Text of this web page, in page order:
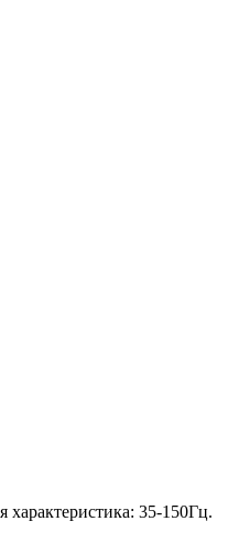
35-150Гц.